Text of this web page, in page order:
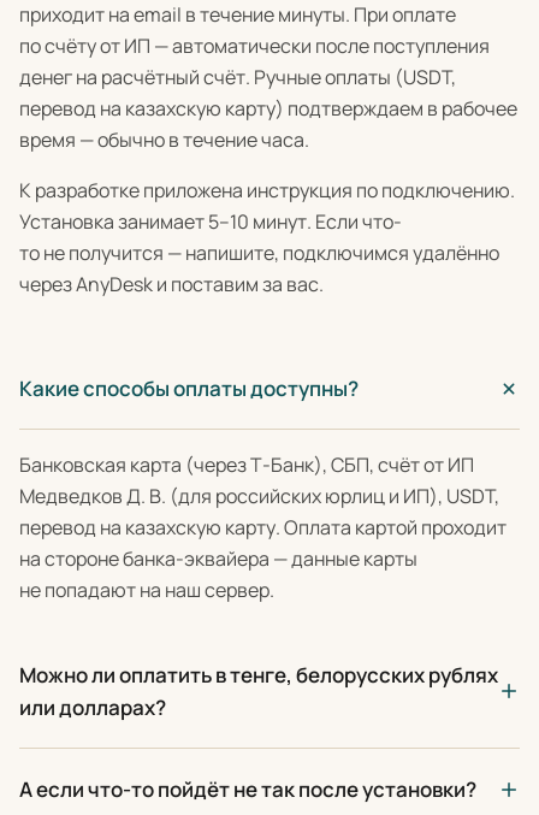
приходит на email в течение минуты. При оплате
по счёту от ИП — автоматически после поступления
денег на расчётный счёт. Ручные оплаты (USDT,
перевод на казахскую карту) подтверждаем в рабочее
время — обычно в течение часа.
К разработке приложена инструкция по подключению.
Установка занимает 5–10 минут. Если что-
то не получится — напишите, подключимся удалённо
через AnyDesk и поставим за вас.
Какие способы оплаты доступны?
Банковская карта (через Т-Банк), СБП, счёт от ИП
Медведков Д. В. (для российских юрлиц и ИП), USDT,
перевод на казахскую карту. Оплата картой проходит
на стороне банка-эквайера — данные карты
не попадают на наш сервер.
Можно ли оплатить в тенге, белорусских рублях
или долларах?
А если что-то пойдёт не так после установки?